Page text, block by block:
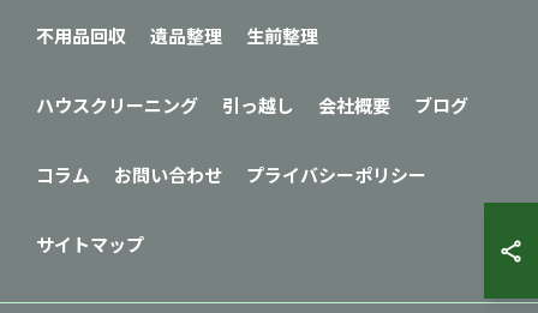
不用品回収 遺品整理 生前整理
ハウスクリーニング 引っ越し 会社概要 ブログ
コラム お問い合わせ プライバシーポリシー
サイトマップ